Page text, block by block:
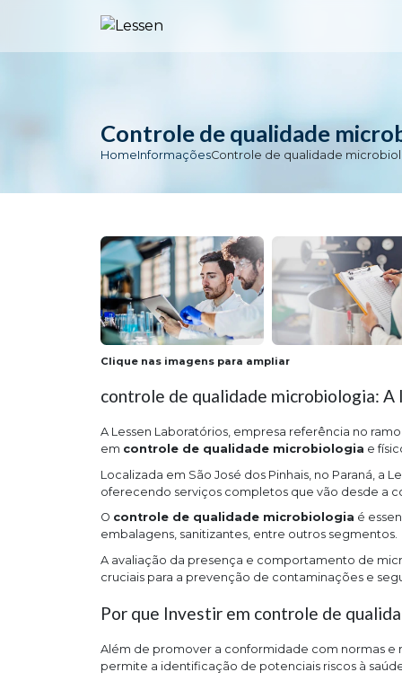
Controle de qualidade
HomeInformaçõesControle de qualidade
Clique nas imagens para ampliar
controle de qualidade microbiologia: A
A Lessen Laboratórios, empresa referência no
em controle de qualidade microbiologia e
Localizada em São José dos Pinhais, no Paraná, a
oferecendo serviços completos que vão desde a
O controle de qualidade microbiologia é
embalagens, sanitizantes, entre outros segmentos.
A avaliação da presença e comportamento de
cruciais para a prevenção de contaminações e
Por que Investir em controle de
Além de promover a conformidade com normas
permite a identificação de potenciais riscos à